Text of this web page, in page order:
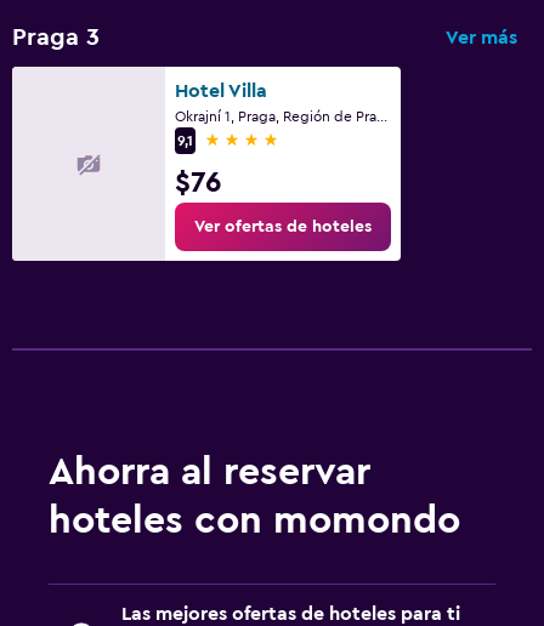
Praga 3 Ver más
Hotel Villa
9,1
4 estrellas
$76
Ver ofertas de hoteles
Ahorra al reservar
hoteles con momondo
Las mejores ofertas de hoteles para ti